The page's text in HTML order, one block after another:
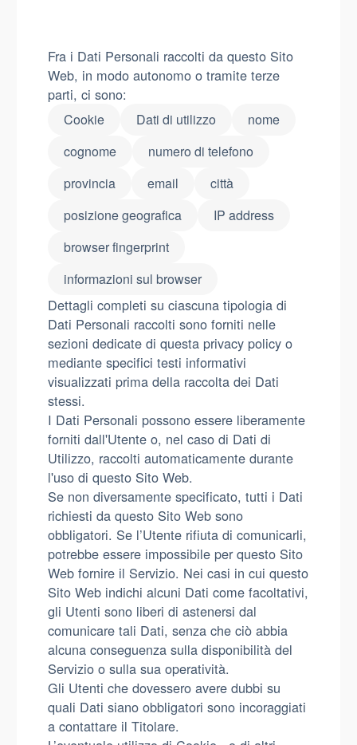
Fra i Dati Personali raccolti da questo Sito
Web, in modo autonomo o tramite terze
parti, ci sono:
Cookie Dati di utilizzo
nome
cognome
numero di telefono
provincia
email
città
posizione geografica
IP address
browser fingerprint
informazioni sul browser
Dettagli completi su ciascuna tipologia di
Dati Personali raccolti sono forniti nelle
sezioni dedicate di questa privacy policy o
mediante specifici testi informativi
visualizzati prima della raccolta dei Dati
stessi.
I Dati Personali possono essere liberamente
forniti dall'Utente o, nel caso di Dati di
Utilizzo, raccolti automaticamente durante
l'uso di questo Sito Web.
Se non diversamente specificato, tutti i Dati
richiesti da questo Sito Web sono
obbligatori. Se l’Utente rifiuta di comunicarli,
potrebbe essere impossibile per questo Sito
Web fornire il Servizio. Nei casi in cui questo
Sito Web indichi alcuni Dati come facoltativi,
gli Utenti sono liberi di astenersi dal
comunicare tali Dati, senza che ciò abbia
alcuna conseguenza sulla disponibilità del
Servizio o sulla sua operatività.
Gli Utenti che dovessero avere dubbi su
quali Dati siano obbligatori sono incoraggiati
a contattare il Titolare.